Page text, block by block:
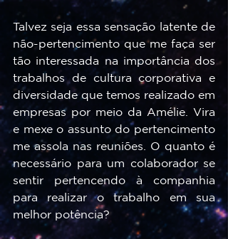
Talvez seja essa sensação latente de
não-pertencimento que me faça ser
tão interessada na importância dos
trabalhos de cultura corporativa e
diversidade que temos realizado em
empresas por meio da Amélie. Vira
e mexe o assunto do pertencimento
me assola nas reuniões. O quanto é
necessário para um colaborador se
sentir pertencendo à companhia
para realizar o trabalho em sua
melhor potência?